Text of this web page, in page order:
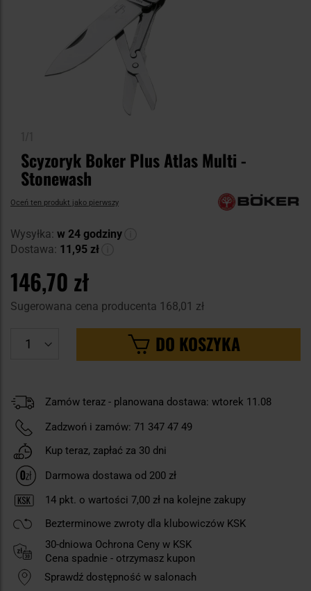
Scyzoryk Boker Plus Atlas Multi -
Stonewash
Oceń ten produkt jako pierwszy
Wysyłka: w 24 godziny
Dostawa: 11,95 zł
146,70 zł
Sugerowana cena producenta 168,01 zł
DO KOSZYKA
Zamów teraz - planowana dostawa: wtorek 11.08
Zadzwoń i zamów: 71 347 47 49
Kup teraz, zapłać za 30 dni
Darmowa dostawa od 200 zł
14 pkt. o wartości 7,00 zł na kolejne zakupy
Bezterminowe zwroty dla klubowiczów KSK
30-dniowa Ochrona Ceny w KSK
Cena spadnie - otrzymasz kupon
Sprawdź dostępność w salonach